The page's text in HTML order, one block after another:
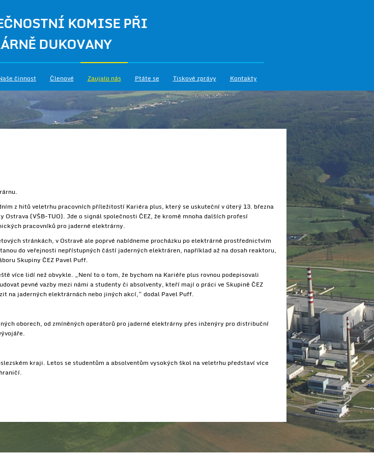
KOMISE PŘI
DUKOVANY
činnost Členové Zaujalo nás Ptáte se Tiskové zprávy Kontakty
z hitů veletrhu pracovních příležitostí Kariéra plus, který se uskuteční v úterý 13. března
(VŠB-TUO). Jde o signál společnosti ČEZ, že kromě mnoha dalších profesí
pracovníků pro jaderné elektrárny.
stránkách, v Ostravě ale poprvé nabídneme procházku po elektrárně prostřednictvím
do veřejnosti nepřístupných částí jaderných elektráren, například až na dosah reaktoru,
Skupiny ČEZ Pavel Puff.
více lidí než obvykle. „Není to o tom, že bychom na Kariéře plus rovnou podepisovali
pevné vazby mezi námi a studenty či absolventy, kteří mají o práci ve Skupině ČEZ
na jaderných elektrárnách nebo jiných akcí,“ dodal Pavel Puff.
oborech, od zmíněných operátorů pro jaderné elektrárny přes inženýry pro distribuční
kraji. Letos se studentům a absolventům vysokých škol na veletrhu představí více